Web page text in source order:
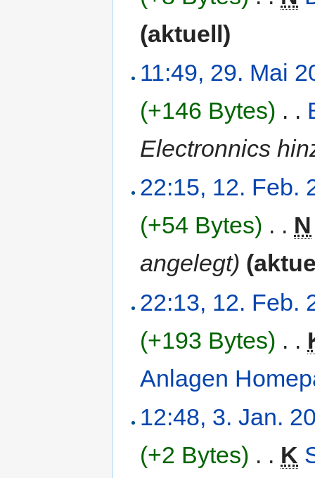
(aktuell)
11:49, 29. Mai
(+146 Bytes) . .
Electronnics
22:15, 12. Feb.
(+54 Bytes) . . N
angelegt)
22:13, 12. Feb.
(+193 Bytes) . .
Anlagen
12:48, 3. Jan.
(+2 Bytes) . . K